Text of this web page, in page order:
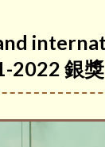
2022 銀獎